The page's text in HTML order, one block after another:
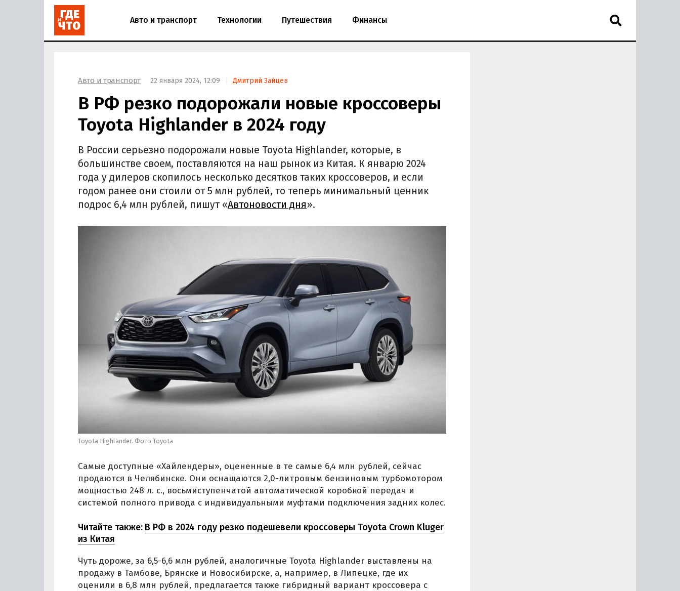
Авто и транспорт Технологии Путешествия Финансы
Авто и транспорт 22 января 2024, 12:09 Дмитрий Зайцев
В РФ резко подорожали новые кроссоверы
Toyota Highlander в 2024 году
В России серьезно подорожали новые Toyota Highlander, которые, в
большинстве своем, поставляются на наш рынок из Китая. К январю 2024
года у дилеров скопилось несколько десятков таких кроссоверов, и если
годом ранее они стоили от 5 млн рублей, то теперь минимальный ценник
подрос 6,4 млн рублей, пишут «Автоновости дня».
Toyota Highlander. Фото Toyota
Самые доступные «Хайлендеры», оцененные в те самые 6,4 млн рублей, сейчас
продаются в Челябинске. Они оснащаются 2,0-литровым бензиновым турбомотором
мощностью 248 л. с., восьмиступенчатой автоматической коробкой передач и
системой полного привода с индивидуальными муфтами подключения задних колес.
Читайте также: В РФ в 2024 году резко подешевели кроссоверы Toyota Crown Kluger
из Китая
Чуть дороже, за 6,5-6,6 млн рублей, аналогичные Toyota Highlander выставлены на
продажу в Тамбове, Брянске и Новосибирске, а, например, в Липецке, где их
оценили в 6,8 млн рублей, предлагается также гибридный вариант кроссовера с